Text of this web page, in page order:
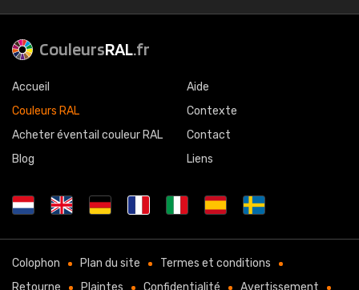
CouleursRAL.fr
Accueil
Couleurs RAL
Acheter éventail couleur RAL
Blog
Aide
Contexte
Contact
Liens
Colophon Plan du site
Termes et conditions
Retourne
Plaintes Confidentialité Avertissement